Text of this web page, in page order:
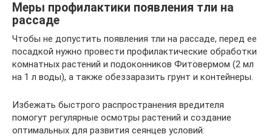
Меры профилактики появления тли на
рассаде
Чтобы не допустить появления тли на рассаде, перед ее
посадкой нужно провести профилактические обработки
комнатных растений и подоконников Фитовермом (2 мл
на 1 л воды), а также обеззаразить грунт и контейнеры.
Избежать быстрого распространения вредителя
помогут регулярные осмотры растений и создание
оптимальных для развития сеянцев условий: